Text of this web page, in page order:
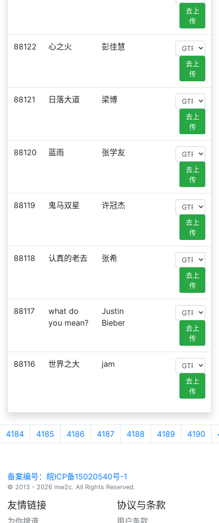
去上
传
88122 心之火 彭佳慧
去上
传
88121 日落大道 梁博
去上
传
88120 蓝雨 张学友
去上
传
88119 鬼马双星 许冠杰
去上
传
88118 认真的老去 张希
去上
传
88117
what do
you mean?
Justin
Bieber
去上
传
88116 世界之大 jam
去上
传
4184 4185 4186 4187 4188 4189 4190
备案编号：皖ICP备15020540号-1
© 2013 - 2026 mw2c. All Rights Reserved.
友情链接
为你搜谱
协议与条款
用户条款